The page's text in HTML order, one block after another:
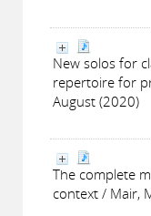
New solos for
repertoire for
August (2020)
The complete
context / Mair,